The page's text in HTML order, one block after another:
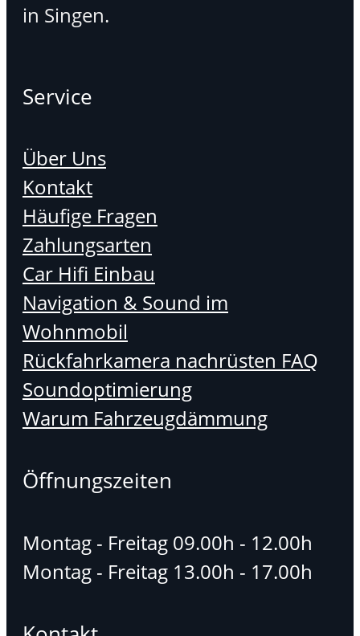
in Singen.
Service
Über Uns
Kontakt
Häufige Fragen
Zahlungsarten
Car Hifi Einbau
Navigation & Sound im
Wohnmobil
Rückfahrkamera nachrüsten FAQ
Soundoptimierung
Warum Fahrzeugdämmung
Öffnungszeiten
Montag - Freitag 09.00h - 12.00h
Montag - Freitag 13.00h - 17.00h